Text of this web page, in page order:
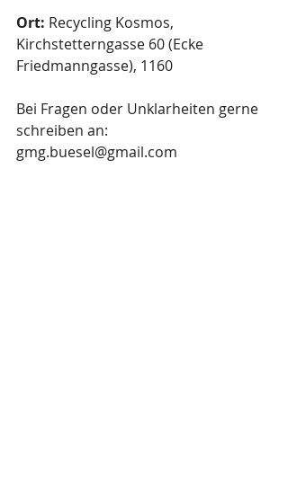
Ort: Recycling Kosmos,
Kirchstetterngasse 60 (Ecke
Friedmanngasse), 1160
Bei Fragen oder Unklarheiten gerne
schreiben an:
gmg.buesel@gmail.com